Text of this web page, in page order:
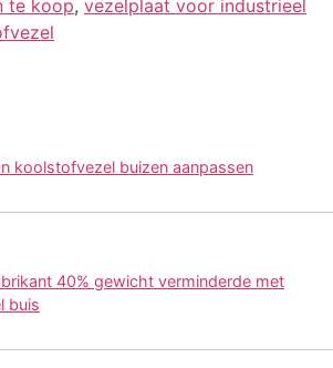
te koop, vezelplaat voor industrieel
koolstofvezel buizen aanpassen
40% gewicht verminderde met
buis